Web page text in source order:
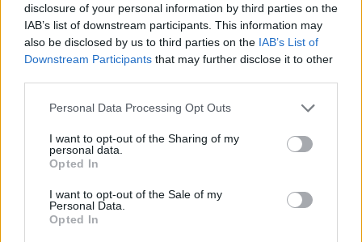
disclosure of your personal information by third parties on the
IAB’s list of downstream participants. This information may
also be disclosed by us to third parties on the IAB’s List of
Downstream Participants that may further disclose it to other
Please note that this website/app uses one or more Google
not limited to your visit or usage behaviour. You may click to
grant or deny consent to Google and its third-party tags to
use your data for below specified purposes in below Google
consent section.
Personal Data Processing Opt Outs
I want to opt-out of the Sharing of my
personal data.
Opted In
I want to opt-out of the Sale of my
Personal Data.
Opted In